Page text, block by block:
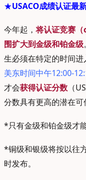
★USACO成绩认证最
今年起，将认证竞赛
围扩大到金级和铂金级
生必须在特定的时间进
美东时间中午12:00-
才会获得认证分数 （
分数具有更高的潜在可
*只有金级和铂金级才
*铜级和银级将按以往
时发布。